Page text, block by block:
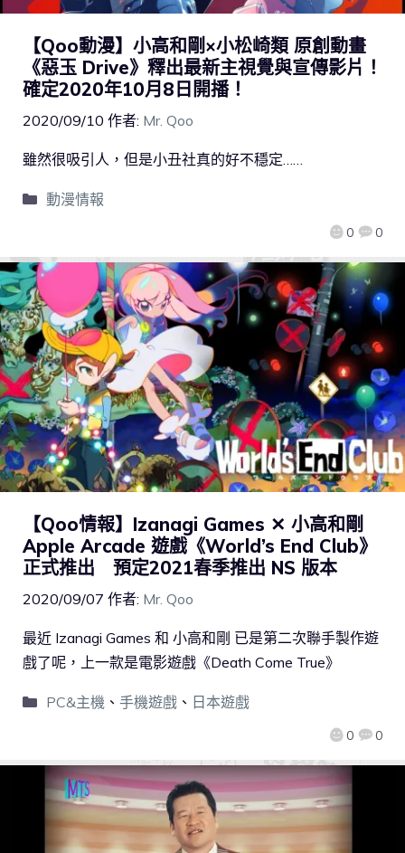
【Qoo動漫】小高和剛×小松崎類 原創動畫
《惡玉 Drive》釋出最新主視覺與宣傳影片！
確定2020年10月8日開播！
2020/09/10 作者: Mr. Qoo
0 0
雖然很吸引人，但是小丑社真的好不穩定……
動漫情報
【Qoo情報】Izanagi Games ✕ 小高和剛
Apple Arcade 遊戲《World’s End Club》
正式推出 預定2021春季推出 NS 版本
2020/09/07 作者: Mr. Qoo
0 0
最近 Izanagi Games 和 小高和剛 已是第二次聯手製作遊
戲了呢，上一款是電影遊戲《Death Come True》
PC&主機 、 手機遊戲、 日本遊戲